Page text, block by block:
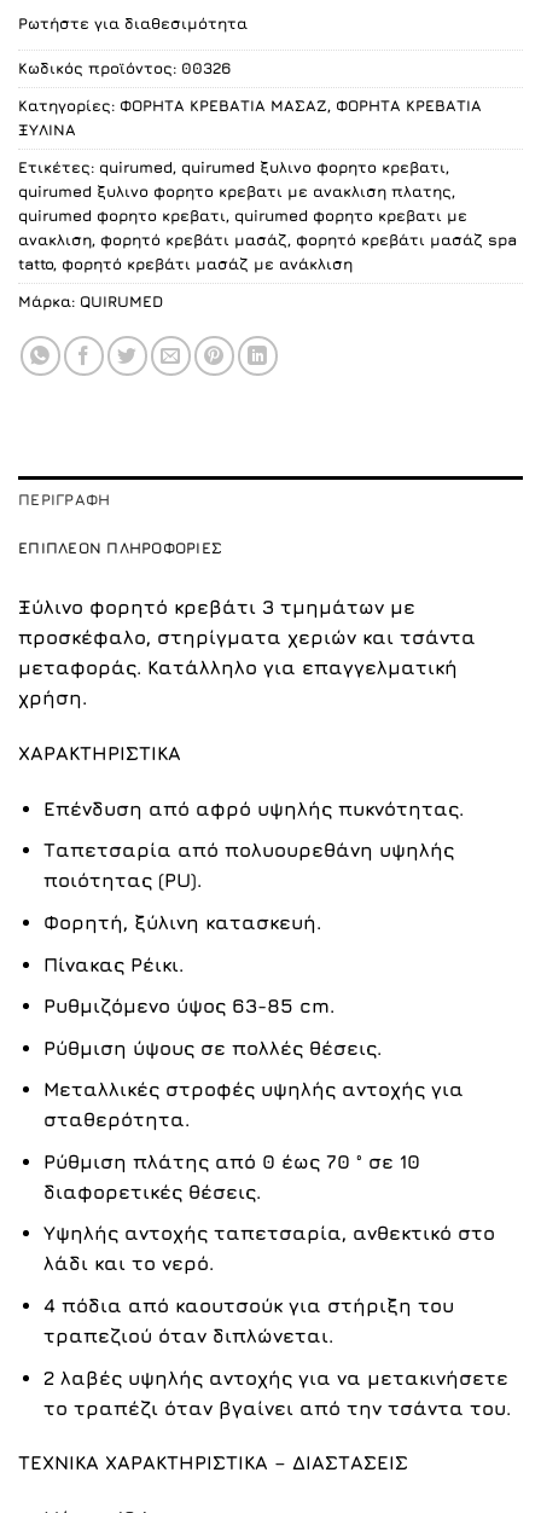
Ρωτήστε για διαθεσιμότητα
Κωδικός προϊόντος: 00326
Κατηγορίες: ΦΟΡΗΤΑ ΚΡΕΒΑΤΙΑ ΜΑΣΑΖ, ΦΟΡΗΤΑ ΚΡΕΒΑΤΙΑ
ΞΥΛΙΝΑ
Ετικέτες: quirumed, quirumed ξυλινο φορητο κρεβατι,
quirumed ξυλινο φορητο κρεβατι με ανακλιση πλατης,
quirumed φορητο κρεβατι, quirumed φορητο κρεβατι με
ανακλιση, φορητό κρεβάτι μασάζ, φορητό κρεβάτι μασάζ spa
tatto, φορητό κρεβάτι μασάζ με ανάκλιση
Μάρκα: QUIRUMED
ΠΕΡΙΓΡΑΦΉ
ΕΠΙΠΛΈΟΝ ΠΛΗΡΟΦΟΡΊΕΣ
Ξύλινο φορητό κρεβάτι 3 τμημάτων με
προσκέφαλο, στηρίγματα χεριών και τσάντα
μεταφοράς. Κατάλληλο για επαγγελματική
χρήση.
ΧΑΡΑΚΤΗΡΙΣΤΙΚΑ
Επένδυση από αφρό υψηλής πυκνότητας.
Ταπετσαρία από πολυουρεθάνη υψηλής
ποιότητας (PU).
Φορητή, ξύλινη κατασκευή.
Πίνακας Ρέικι.
Ρυθμιζόμενο ύψος 63-85 cm.
Ρύθμιση ύψους σε πολλές θέσεις.
Μεταλλικές στροφές υψηλής αντοχής για
σταθερότητα.
Ρύθμιση πλάτης από 0 έως 70 ° σε 10
διαφορετικές θέσεις.
Υψηλής αντοχής ταπετσαρία, ανθεκτικό στο
λάδι και το νερό.
4 πόδια από καουτσούκ για στήριξη του
τραπεζιού όταν διπλώνεται.
2 λαβές υψηλής αντοχής για να μετακινήσετε
το τραπέζι όταν βγαίνει από την τσάντα του.
ΤΕΧΝΙΚΑ ΧΑΡΑΚΤΗΡΙΣΤΙΚΑ – ΔΙΑΣΤΑΣΕΙΣ